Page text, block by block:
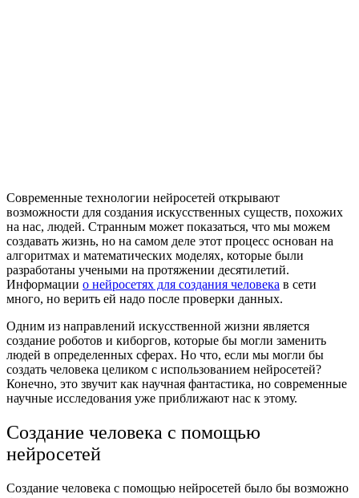
Современные технологии нейросетей открывают
возможности для создания искусственных существ, похожих
на нас, людей. Странным может показаться, что мы можем
создавать жизнь, но на самом деле этот процесс основан на
алгоритмах и математических моделях, которые были
разработаны учеными на протяжении десятилетий.
Информации о нейросетях для создания человека в сети
много, но верить ей надо после проверки данных.
Одним из направлений искусственной жизни является
создание роботов и киборгов, которые бы могли заменить
людей в определенных сферах. Но что, если мы могли бы
создать человека целиком с использованием нейросетей?
Конечно, это звучит как научная фантастика, но современные
научные исследования уже приближают нас к этому.
Создание человека с помощью
нейросетей
Создание человека с помощью нейросетей было бы возможно